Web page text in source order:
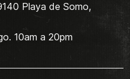
Playa de Somo,
10am a 20pm